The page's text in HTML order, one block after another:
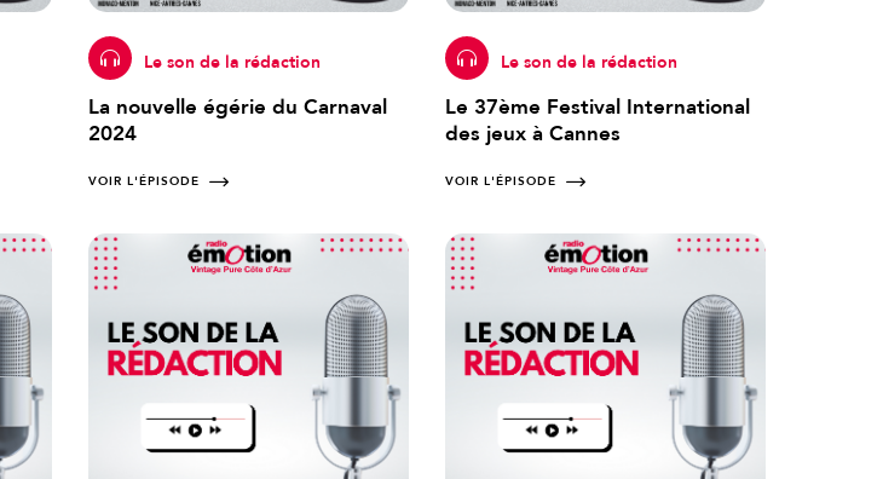
Le son de la rédaction
La nouvelle égérie du Carnaval
2024
VOIR L'ÉPISODE
Le son de la rédaction
Le 37ème Festival International
des jeux à Cannes
VOIR L'ÉPISODE